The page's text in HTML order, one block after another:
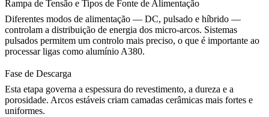
Rampa de Tensão e Tipos de Fonte de Alimentação
Diferentes modos de alimentação — DC, pulsado e híbrido —
controlam a distribuição de energia dos micro-arcos. Sistemas
pulsados permitem um controlo mais preciso, o que é importante ao
processar ligas como alumínio A380.
Fase de Descarga
Esta etapa governa a espessura do revestimento, a dureza e a
porosidade. Arcos estáveis criam camadas cerâmicas mais fortes e
uniformes.